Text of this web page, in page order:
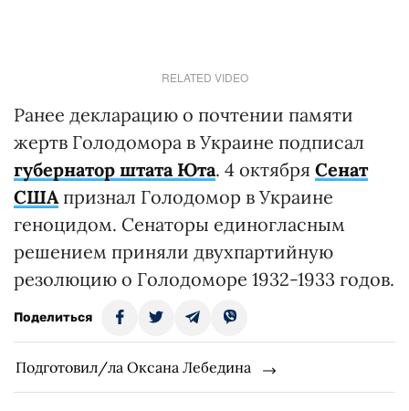
RELATED VIDEO
Ранее декларацию о почтении памяти
жертв Голодомора в Украине подписал
губернатор штата Юта. 4 октября Сенат
СШАпризнал Голодомор в Украине
геноцидом. Сенаторы единогласным
решением приняли двухпартийную
резолюцию о Голодоморе 1932-1933 годов.
Поделиться
Подготовил/ла Оксана Лебедина